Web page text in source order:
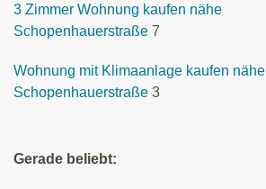
3 Zimmer Wohnung kaufen nähe
Schopenhauerstraße 7
Wohnung mit Klimaanlage kaufen nähe
Schopenhauerstraße 3
Gerade beliebt: